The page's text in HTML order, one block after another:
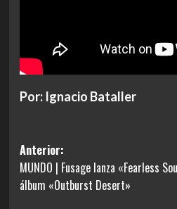
Por: Ignacio Bataller
Navegación
de
entradas
Anterior:
MUNDO | Fusage lanza «Fearless
álbum «Outburst Desert»